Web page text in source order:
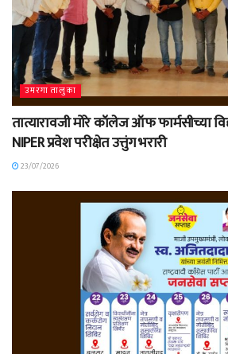
उमरगा तालुका
तात्यारावजी मोरे कॉलेज ऑफ फार्मसीच्या
NIPER प्रवेश परीक्षेत उत्तुंग भरारी
23/07/2026